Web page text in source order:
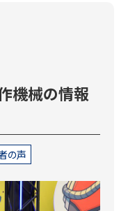
機械の情報
の声